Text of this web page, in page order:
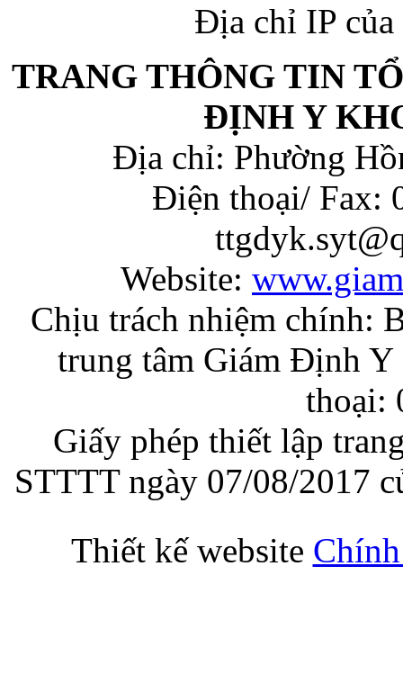
Địa chỉ IP của
TRANG THÔNG TIN
ĐỊNH Y
Địa chỉ: Phường
Điện thoại/ Fax:
Website:
Chịu trách nhiệm chính:
trung tâm Giám Định
thoại:
Giấy phép thiết lập
STTTT ngày 07/08/2017
Thiết kế website